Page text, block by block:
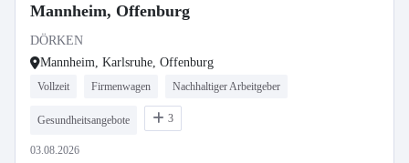
Mannheim, Offenburg
DÖRKEN
Mannheim, Karlsruhe, Offenburg
Vollzeit Firmenwagen Nachhaltiger Arbeitgeber
Gesundheitsangebote 3
03.08.2026